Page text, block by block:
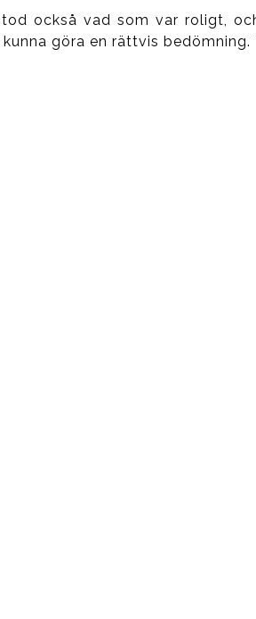
också vad som var roligt,
göra en rättvis